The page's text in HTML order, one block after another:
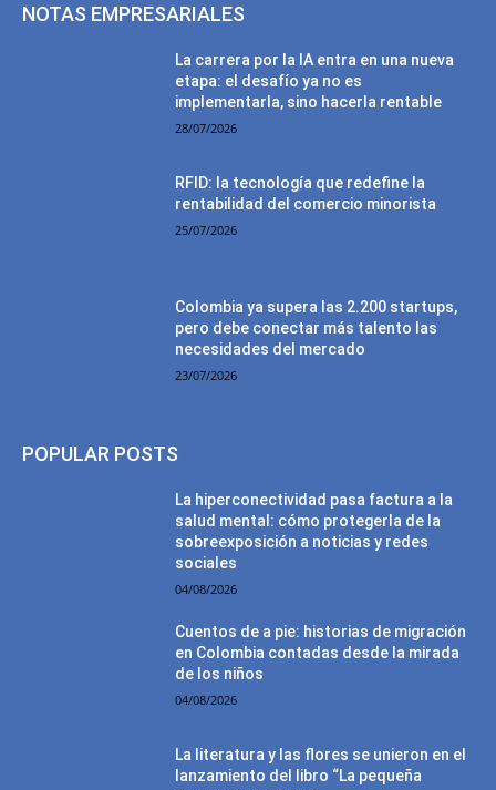
NOTAS EMPRESARIALES
La carrera por la IA entra en una nueva
etapa: el desafío ya no es
implementarla, sino hacerla rentable
28/07/2026
RFID: la tecnología que redefine la
rentabilidad del comercio minorista
25/07/2026
Colombia ya supera las 2.200 startups,
pero debe conectar más talento las
necesidades del mercado
23/07/2026
POPULAR POSTS
La hiperconectividad pasa factura a la
salud mental: cómo protegerla de la
sobreexposición a noticias y redes
sociales
04/08/2026
Cuentos de a pie: historias de migración
en Colombia contadas desde la mirada
de los niños
04/08/2026
La literatura y las flores se unieron en el
lanzamiento del libro “La pequeña